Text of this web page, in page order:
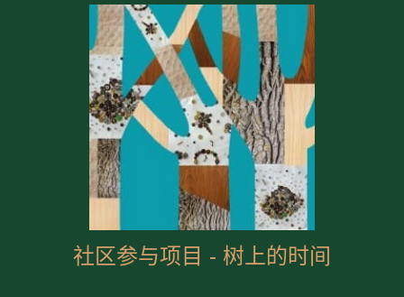
社区参与项目 - 树上的时间